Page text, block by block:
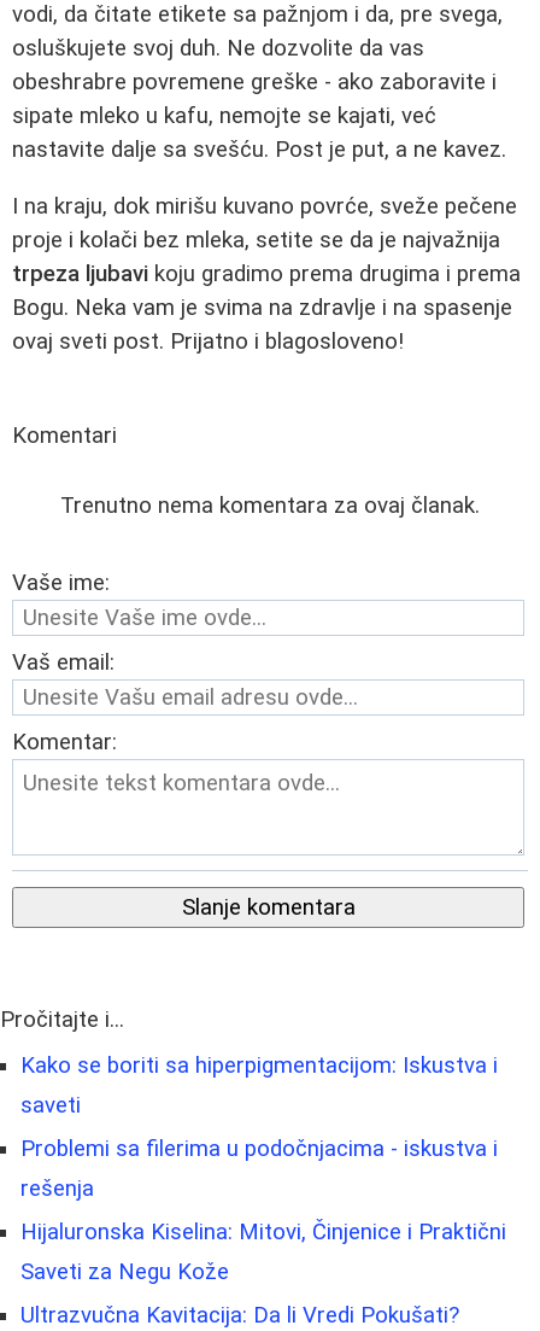
vodi, da čitate etikete sa pažnjom i da, pre svega,
osluškujete svoj duh. Ne dozvolite da vas
obeshrabre povremene greške - ako zaboravite i
sipate mleko u kafu, nemojte se kajati, već
nastavite dalje sa svešću. Post je put, a ne kavez.
I na kraju, dok mirišu kuvano povrće, sveže pečene
proje i kolači bez mleka, setite se da je najvažnija
trpeza ljubavi koju gradimo prema drugima i prema
Bogu. Neka vam je svima na zdravlje i na spasenje
ovaj sveti post. Prijatno i blagosloveno!
Komentari
Trenutno nema komentara za ovaj članak.
Vaše ime:
Vaš email:
Komentar:
Slanje komentara
Pročitajte i...
Kako se boriti sa hiperpigmentacijom: Iskustva i
saveti
Problemi sa filerima u podočnjacima - iskustva i
rešenja
Hijaluronska Kiselina: Mitovi, Činjenice i Praktični
Saveti za Negu Kože
Ultrazvučna Kavitacija: Da li Vredi Pokušati?